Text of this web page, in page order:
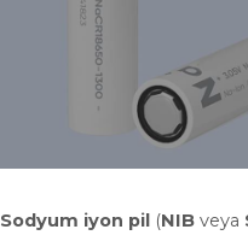
Sodyum iyon pil (NIB veya